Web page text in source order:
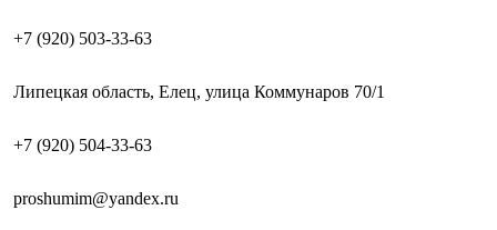
+7 (920) 503-33-63
Липецкая область, Елец, улица Коммунаров 70/1
+7 (920) 504-33-63
proshumim@yandex.ru